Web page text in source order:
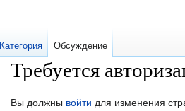
Требуется
Перейти
Перейти
Вы должны войти для изменения
Категория Обсуждение